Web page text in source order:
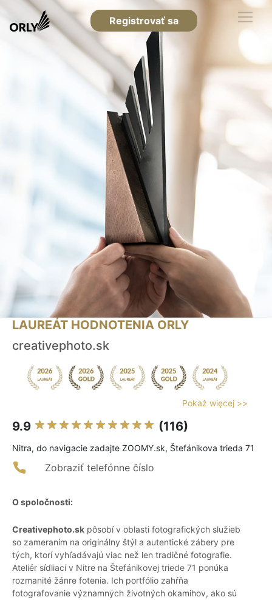
Registrovať sa
LAUREÁT HODNOTENIA ORLY
creativephoto.sk
Pokaż więcej >>
9.9 (116)
Nitra, do navigacie zadajte ZOOMY.sk, Štefánikova trieda 71
Zobraziť telefónne číslo
O spoločnosti:
Creativephoto.sk pôsobí v oblasti fotografických služieb
so zameraním na originálny štýl a autentické zábery pre
tých, ktorí vyhľadávajú viac než len tradičné fotografie.
Ateliér sídliaci v Nitre na Štefánikovej triede 71 ponúka
rozmanité žánre fotenia. Ich portfólio zahŕňa
fotografovanie významných životných okamihov, ako sú